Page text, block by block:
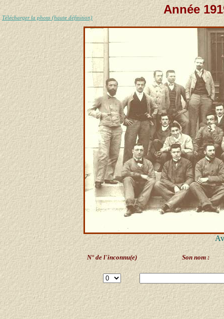
Télécharger la photo (haute définition)
Année
N° de l'inconnu(e) Son nom :